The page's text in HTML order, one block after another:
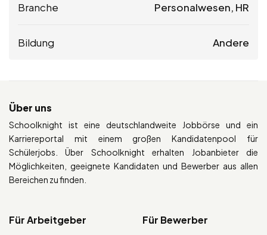
Branche Personalwesen, HR
Bildung Andere
Über uns
Schoolknight ist eine deutschlandweite Jobbörse und ein
Karriereportal mit einem großen Kandidatenpool für
Schülerjobs. Über Schoolknight erhalten Jobanbieter die
Möglichkeiten, geeignete Kandidaten und Bewerber aus allen
Bereichen zu finden.
Für Arbeitgeber Für Bewerber